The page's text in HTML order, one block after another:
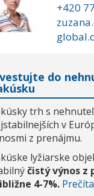
+420
do
trh s
v
z prenájmu.
lyžiarske
čistý výnos z
4-7%.